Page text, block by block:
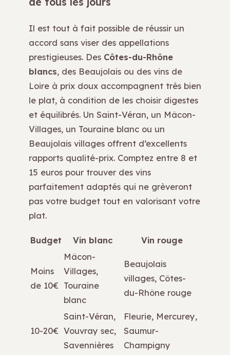
Il est tout à fait possible de réussir un
accord sans viser des appellations
prestigieuses. Des Côtes-du-Rhône
blancs, des Beaujolais ou des vins de
Loire à prix doux accompagnent très bien
le plat, à condition de les choisir digestes
et équilibrés. Un Saint-Véran, un Mâcon-
Villages, un Touraine blanc ou un
Beaujolais villages offrent d’excellents
rapports qualité-prix. Comptez entre 8 et
15 euros pour trouver des vins
parfaitement adaptés qui ne grèveront
pas votre budget tout en valorisant votre
plat.
Budget Vin blanc Vin rouge
Moins
de 10€
Mâcon-
Villages,
Touraine
blanc
Beaujolais
villages, Côtes-
du-Rhône rouge
10-20€
Saint-Véran,
Vouvray sec,
Savennières
Fleurie, Mercurey,
Saumur-
Champigny